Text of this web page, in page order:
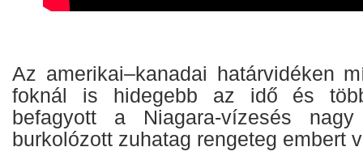
Az amerikai–kanadai határvidéken
foknál is hidegebb az idő és
befagyott a Niagara-vízesés
burkolózott zuhatag rengeteg embert